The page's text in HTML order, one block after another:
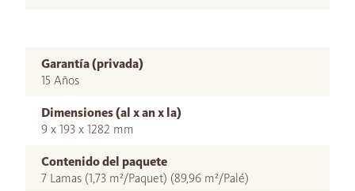
Garantía (privada)
15 Años
Dimensiones (al x an x la)
9 x 193 x 1282 mm
Contenido del paquete
7 Lamas (1,73 m²/Paquet) (89,96 m²/Palé)